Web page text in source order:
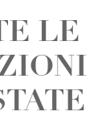
LE